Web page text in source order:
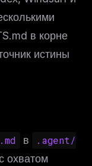
в корне
истины
.md в
.agent/
охватом